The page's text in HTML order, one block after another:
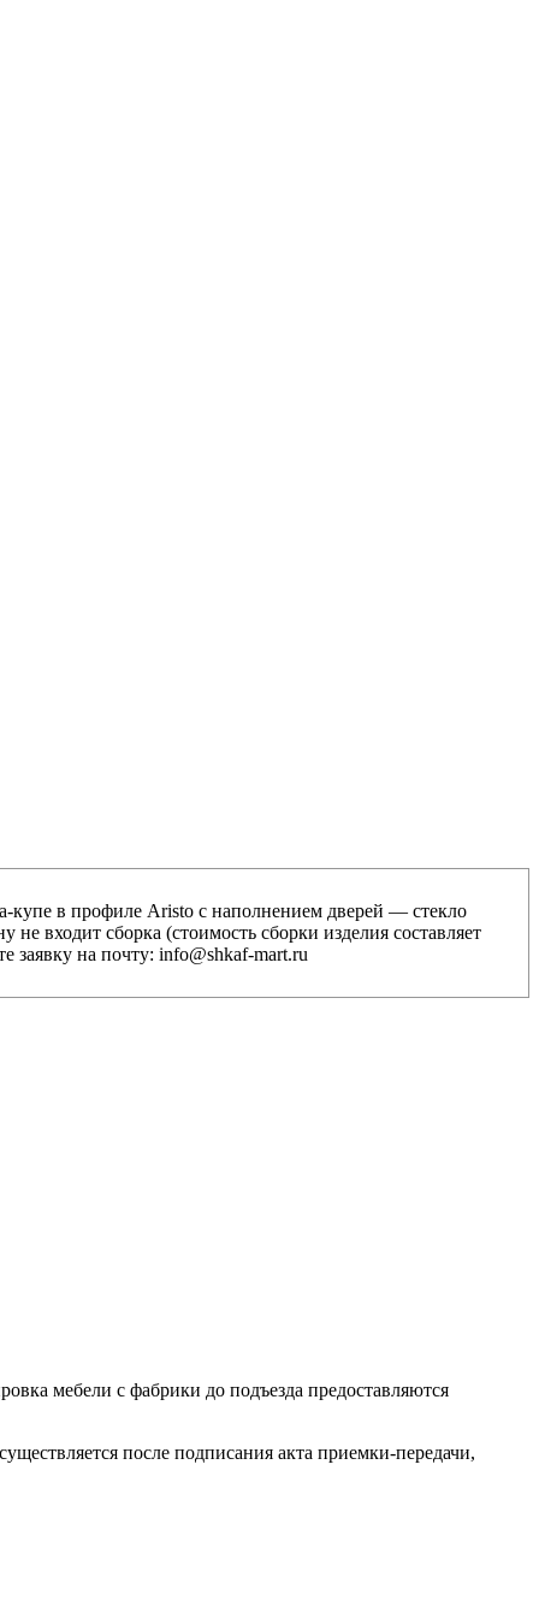
в профиле Aristo с наполнением дверей — стекло
входит сборка (стоимость сборки изделия составляет
заявку на почту: info@shkaf-mart.ru
мебели с фабрики до подъезда предоставляются
после подписания акта приемки-передачи,